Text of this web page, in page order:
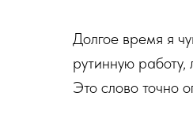
Долгое время я
рутинную
Это слово точно